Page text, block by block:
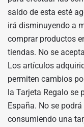
saldo de esta esté
irá disminuyendo a
comprar productos
tiendas. No se
Los artículos
permiten cambios
la Tarjeta Regalo
España. No se
consumiendo una